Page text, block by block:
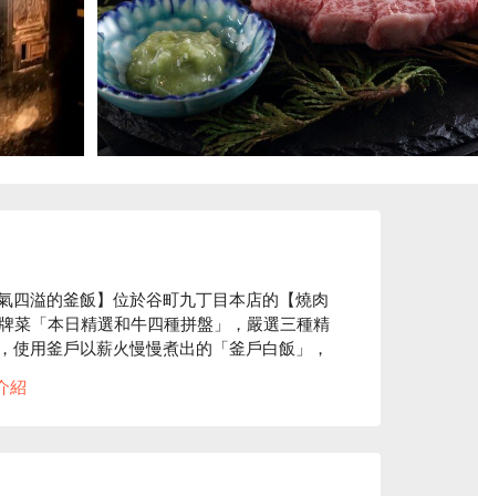
四溢的釜飯】位於谷町九丁目本店的【燒肉
菜「本日精選和牛四種拼盤」，嚴選三種精
用釜戶以薪火慢慢煮出的「釜戶白飯」，
，讓人一邊享用餐點，一邊感受這份歷史與
紹